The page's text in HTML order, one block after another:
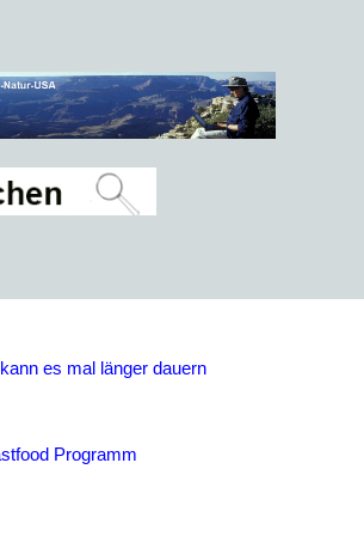
es mal länger dauern
Programm